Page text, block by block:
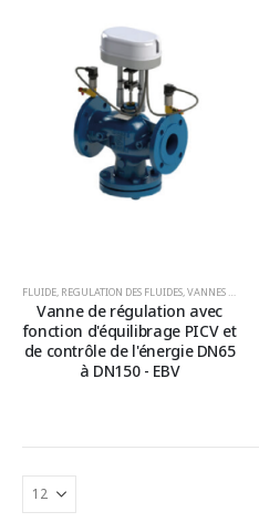
FLUIDE, REGULATION DES FLUIDES,VANNES PICV ET DE CONTRÔLE DE L'ENERGIE
Vanne de régulation avec
fonction d'équilibrage PICV et
de contrôle de l'énergie DN65
à DN150 - EBV